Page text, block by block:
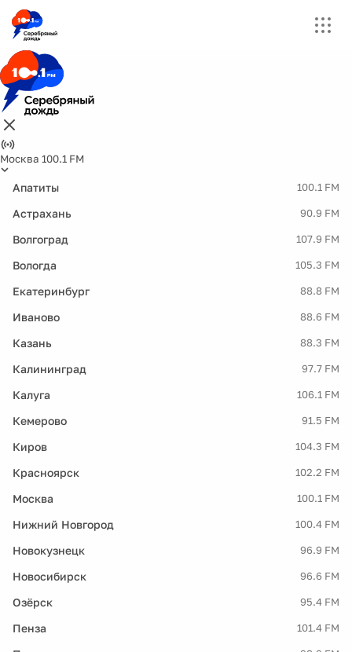
Москва 100.1 FM
Апатиты 100.1 FM
Астрахань 90.9 FM
Волгоград 107.9 FM
Вологда 105.3 FM
Екатеринбург 88.8 FM
Иваново 88.6 FM
Казань 88.3 FM
Калининград 97.7 FM
Калуга 106.1 FM
Кемерово 91.5 FM
Киров 104.3 FM
Красноярск 102.2 FM
Москва 100.1 FM
Нижний Новгород 100.4 FM
Новокузнецк 96.9 FM
Новосибирск 96.6 FM
Озёрск 95.4 FM
Пенза 101.4 FM